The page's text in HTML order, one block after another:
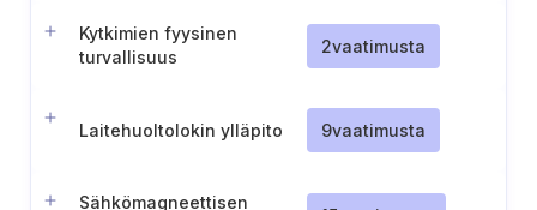
Kytkimien fyysinen
turvallisuus
2vaatimusta
Laitehuoltolokin ylläpito 9vaatimusta
Sähkömagneettisen